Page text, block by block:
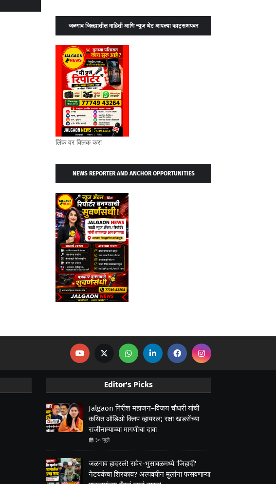
जळगाव जिल्ह्यातील माहिती आणि न्यूज थेट आपल्या व्हाट्सअपवर
लिंक वर क्लिक करा
NEWS REPORTER AND ANCHOR OPPORTUNITIES
Editor's Picks
Jalgaon गिरीश महाजन–विजय चौधरी यांची
कथित ऑडिओ क्लिप व्हायरल; रक्षा खडसेंच्या
राजीनाम्याच्या मागणीचा दावा
३० जुलै
जळगाव हादरलं! रावेर-भुसावळमध्ये 'जिहादी'
नेटवर्कचा शिरकाव? अल्पवयीन मुलांना फसवणाऱ्या